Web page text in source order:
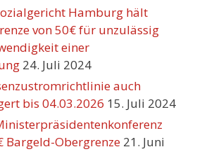
Hamburg hält
von 50€ für unzulässig
einer
24. Juli 2024
auch
bis 04.03.2026 15. Juli 2024
Bargeld-Obergrenze 21. Juni